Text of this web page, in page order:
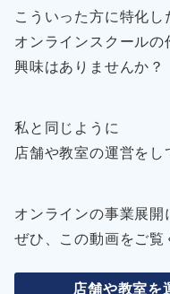
こういった方に特化し
オンラインスクールの
興味はありませんか？
私と同じように
店舗や教室の運営をし
オンラインの事業展開
ぜひ、この動画をご覧
店舗や教室を